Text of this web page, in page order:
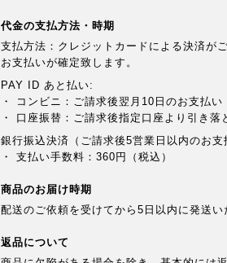
代金の支払方法・時期
支払方法：クレジットカードによる決済が
お支払いが確定致します。
PAY ID あと払い:
・ コンビニ：ご請求後翌月10日のお支払い
・ 口座振替：ご請求後指定口座より引き
銀行振込決済（ご請求後5営業日以内のお支
・ 支払い手数料：360円（税込）
商品のお届け時期
配送のご依頼を受けてから5日以内に発送い
返品について